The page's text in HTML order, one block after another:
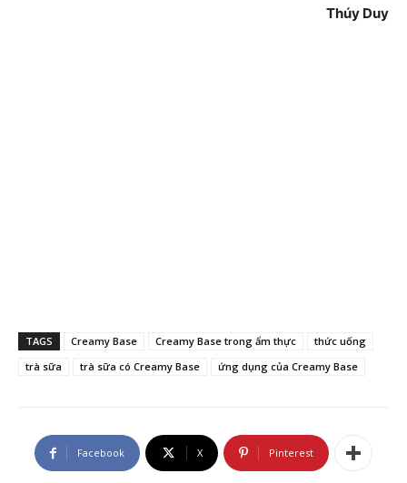
Thúy Duy
TAGS Creamy Base Creamy Base trong ẩm thực
thức uống
trà sữa
trà sữa có Creamy Base ứng dụng của Creamy Base
Facebook X Pinterest